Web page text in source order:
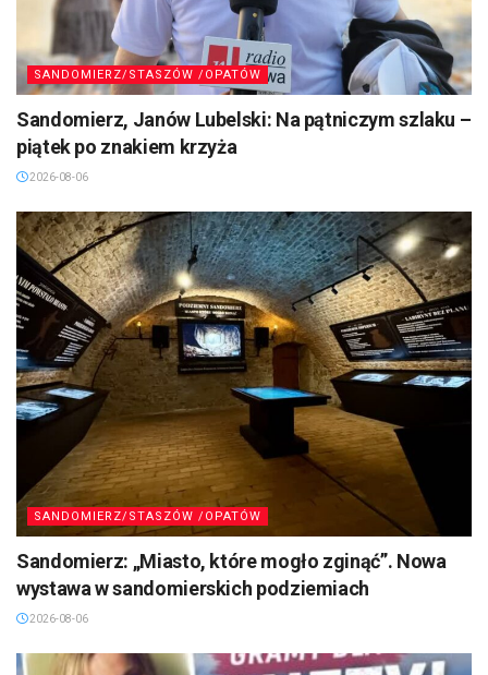
SANDOMIERZ/STASZÓW /OPATÓW
Sandomierz, Janów Lubelski: Na pątniczym szlaku –
piątek po znakiem krzyża
2026-08-06
SANDOMIERZ/STASZÓW /OPATÓW
Sandomierz: „Miasto, które mogło zginąć”. Nowa
wystawa w sandomierskich podziemiach
2026-08-06